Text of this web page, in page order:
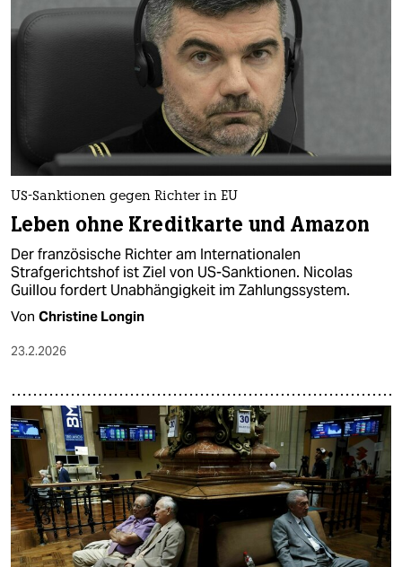
US-Sanktionen gegen Richter in EU
Leben ohne Kreditkarte und Amazon
Der französische Richter am Internationalen
Strafgerichtshof ist Ziel von US-Sanktionen. Nicolas
Guillou fordert Unabhängigkeit im Zahlungssystem.
Von Christine Longin
23.2.2026